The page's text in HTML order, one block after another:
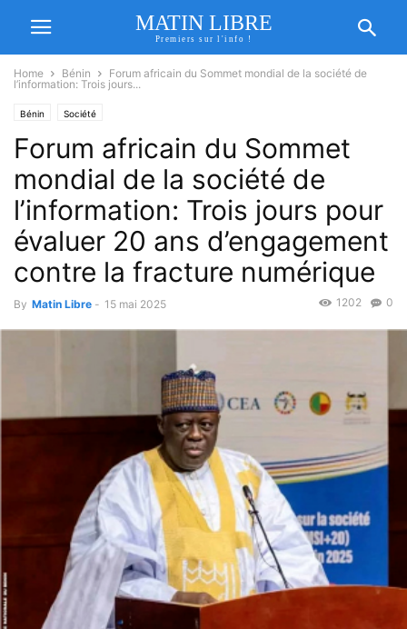
MATIN LIBRE
Premiers sur l'info !
Home Bénin
Forum africain du Sommet mondial de la société de
l’information: Trois jours...
Bénin Société
Forum africain du Sommet
mondial de la société de
l’information: Trois jours pour
évaluer 20 ans d’engagement
contre la fracture numérique
By Matin Libre - 15 mai 2025 0
1202